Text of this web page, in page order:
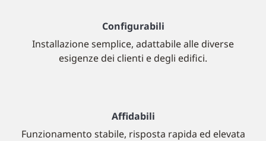
Configurabili
Installazione semplice, adattabile alle diverse
esigenze dei clienti e degli edifici.
Affidabili
Funzionamento stabile, risposta rapida ed elevata